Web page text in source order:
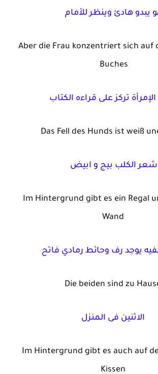
Aber die Frau konzentriert sich auf
Buches
Das Fell des Hunds ist weiß
Im Hintergrund gibt es ein Regal
Wand
Die beiden sind zu
Im Hintergrund gibt es auch auf
Kissen